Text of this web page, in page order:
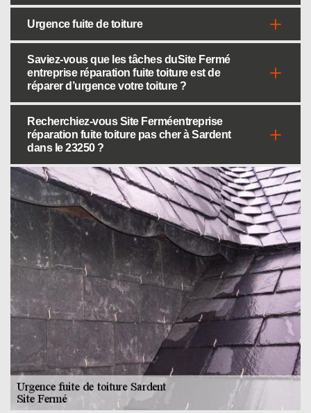
Urgence fuite de toiture
Saviez-vous que les tâches duSite Fermé
entreprise réparation fuite toiture est de
réparer d’urgence votre toiture ?
Recherchiez-vous Site Ferméentreprise
réparation fuite toiture pas cher à Sardent
dans le 23250 ?